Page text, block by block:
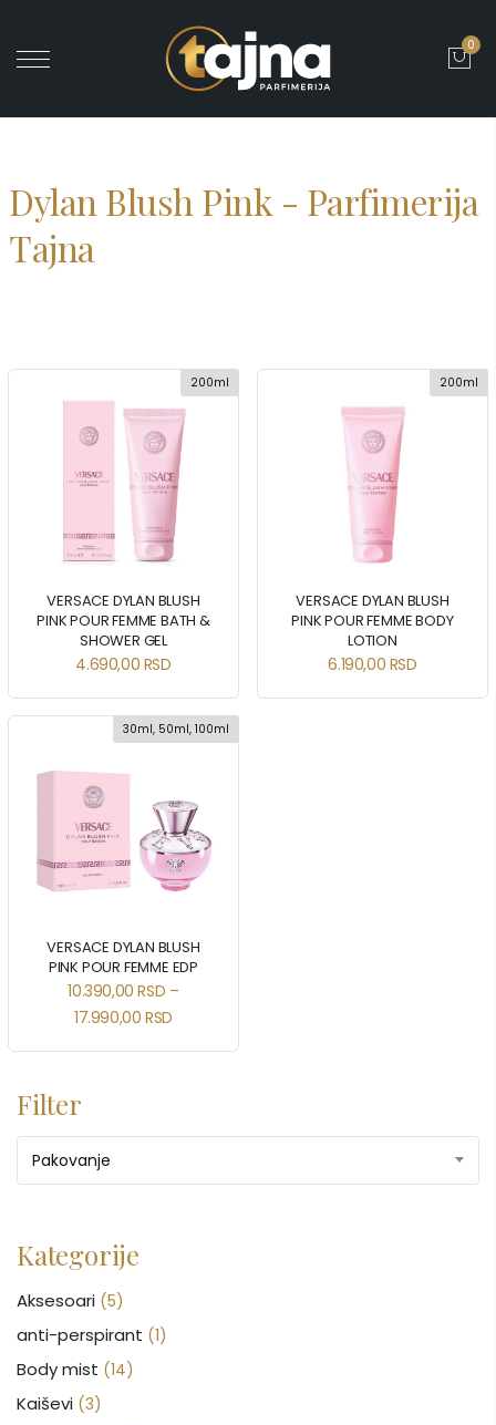
0
Dylan Blush Pink - Parfimerija
Tajna
200ml
VERSACE DYLAN BLUSH
PINK POUR FEMME BATH &
SHOWER GEL
4.690,00 RSD
200ml
VERSACE DYLAN BLUSH
PINK POUR FEMME BODY
LOTION
6.190,00 RSD
30ml, 50ml, 100ml
VERSACE DYLAN BLUSH
PINK POUR FEMME EDP
10.390,00RSD –
17.990,00RSD
Filter
Pakovanje
Kategorije
Aksesoari (5)
anti-perspirant (1)
Body mist (14)
Kaiševi (3)